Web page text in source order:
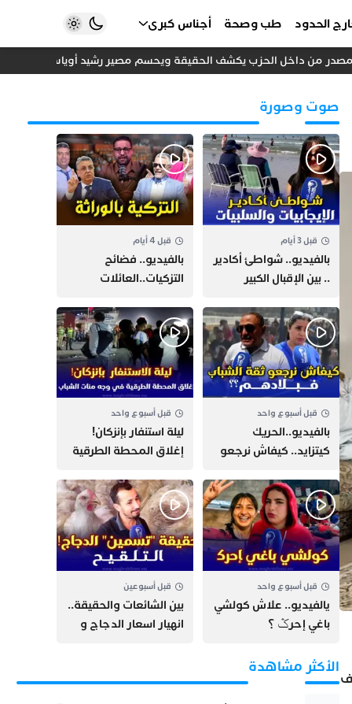
الحدود طب وصحة أجناس كبرى
من داخل الحزب يكشف الحقيقة ويحسم مصير رشيد أوياسين
صوت وصورة
قبل 3 أيام
بالفيديو.. شواطئ أكادير
.. بين الإقبال الكبير
الازدحام وغلاء الكراء
قبل 4 أيام
بالفيديو.. فضائح
التزكيات..العائلات
وقصة “وهبي”
و”السيمو” تثير الجدل
قبل أسبوع واحد
بالفيديو..الحريك
كيتزايد.. كيفاش نرجعو
قبل أسبوع واحد
​ليلة استنفار بإنزكان!
إغلاق المحطة الطرقية
اللحاق بـ”هروب سبتة”
قبل أسبوع واحد
يالفيديو.. علاش كولشي
باغي إحرݣ ؟
قبل أسبوعين
بين الشائعات والحقيقة..
انهيار اسعار الدجاج و
الأكثر مشاهدة